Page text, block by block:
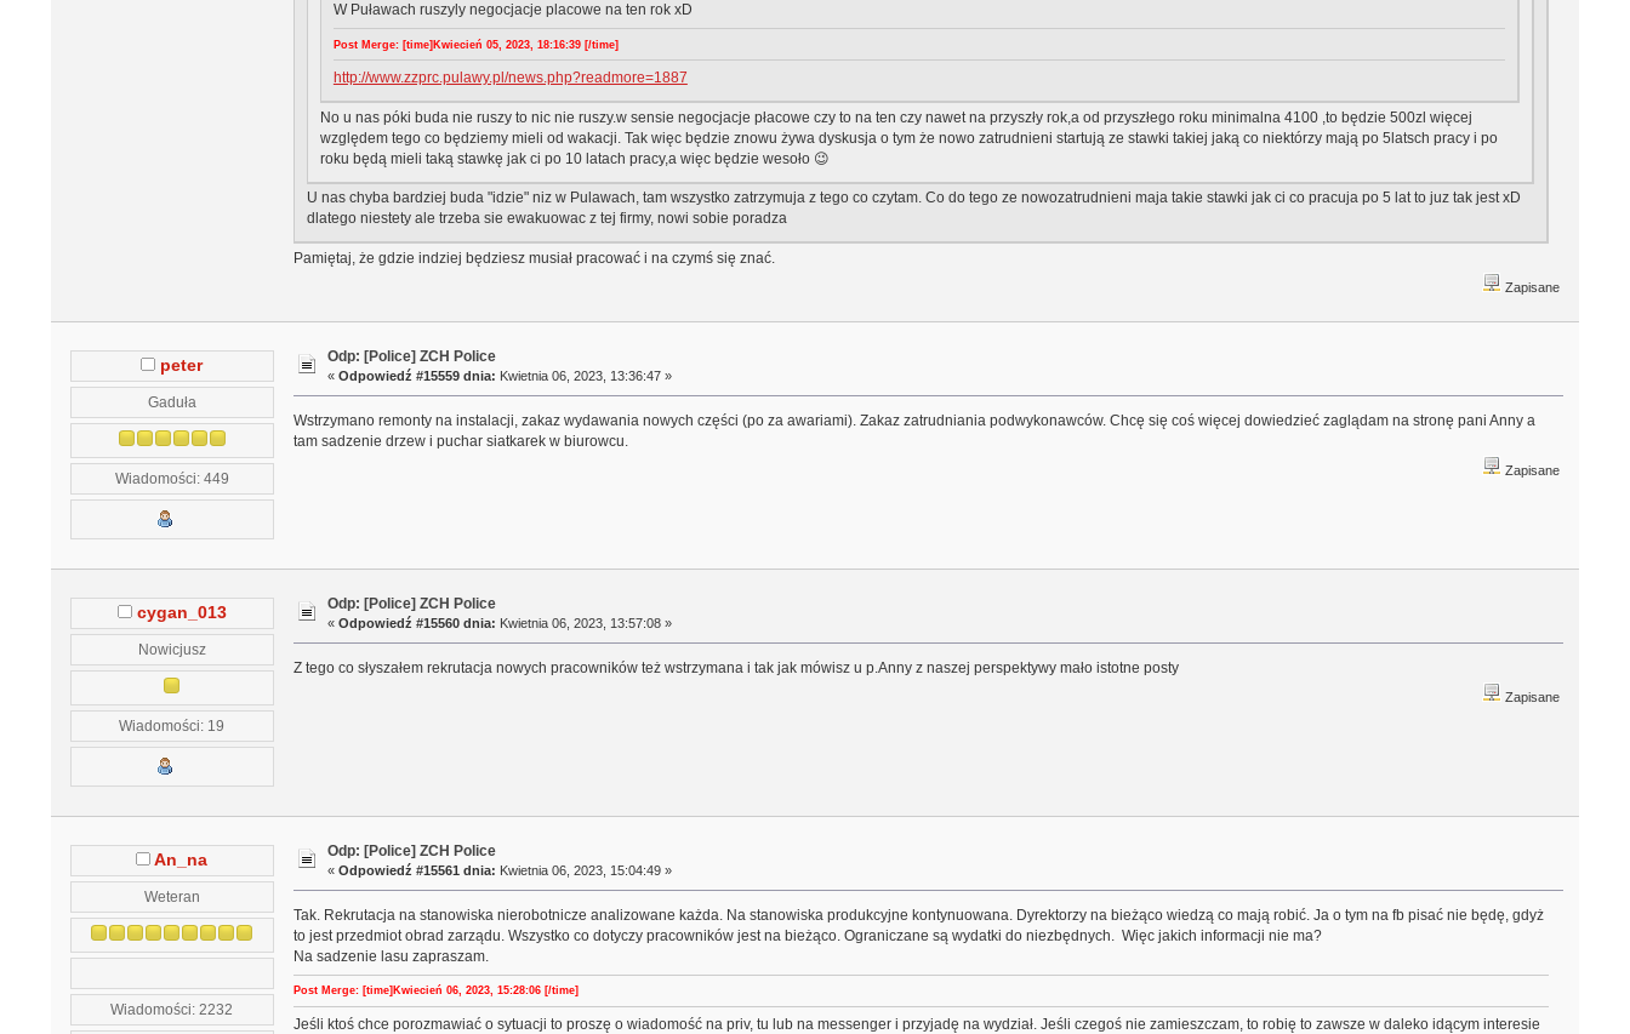
W Puławach ruszyly negocjacje placowe na ten rok xD
Post Merge: [time]Kwiecień 05, 2023, 18:16:39 [/time]
http://www.zzprc.pulawy.pl/news.php?readmore=1887
No u nas póki buda nie ruszy to nic nie ruszy.w sensie negocjacje płacowe czy to na ten czy nawet na przyszły rok,a od przyszłego roku minimalna 4100 ,to będzie 500zl więcej
względem tego co będziemy mieli od wakacji. Tak więc będzie znowu żywa dyskusja o tym że nowo zatrudnieni startują ze stawki takiej jaką co niektórzy mają po 5latsch pracy i po
roku będą mieli taką stawkę jak ci po 10 latach pracy,a więc będzie wesoło 😉
U nas chyba bardziej buda "idzie" niz w Pulawach, tam wszystko zatrzymuja z tego co czytam. Co do tego ze nowozatrudnieni maja takie stawki jak ci co pracuja po 5 lat to juz tak jest xD
dlatego niestety ale trzeba sie ewakuowac z tej firmy, nowi sobie poradza
Pamiętaj, że gdzie indziej będziesz musiał pracować i na czymś się znać.
Zapisane
peter
Gaduła
Wiadomości: 449
Odp: [Police] ZCH Police
«Odpowiedź #15559 dnia: Kwietnia 06, 2023, 13:36:47 »
Wstrzymano remonty na instalacji, zakaz wydawania nowych części (po za awariami). Zakaz zatrudniania podwykonawców. Chcę się coś więcej dowiedzieć zaglądam na stronę pani Anny a
tam sadzenie drzew i puchar siatkarek w biurowcu.
Zapisane
cygan_013
Nowicjusz
Wiadomości: 19
Odp: [Police] ZCH Police
«Odpowiedź #15560 dnia: Kwietnia 06, 2023, 13:57:08 »
Z tego co słyszałem rekrutacja nowych pracowników też wstrzymana i tak jak mówisz u p.Anny z naszej perspektywy mało istotne posty
Zapisane
An_na
Weteran
Wiadomości: 2232
Odp: [Police] ZCH Police
«Odpowiedź #15561 dnia: Kwietnia 06, 2023, 15:04:49 »
Tak. Rekrutacja na stanowiska nierobotnicze analizowane każda. Na stanowiska produkcyjne kontynuowana. Dyrektorzy na bieżąco wiedzą co mają robić. Ja o tym na fb pisać nie będę, gdyż
to jest przedmiot obrad zarządu. Wszystko co dotyczy pracowników jest na bieżąco. Ograniczane są wydatki do niezbędnych. Więc jakich informacji nie ma?
Na sadzenie lasu zapraszam.
Post Merge: [time]Kwiecień 06, 2023, 15:28:06 [/time]
Jeśli ktoś chce porozmawiać o sytuacji to proszę o wiadomość na priv, tu lub na messenger i przyjadę na wydział. Jeśli czegoś nie zamieszczam, to robię to zawsze w daleko idącym interesie